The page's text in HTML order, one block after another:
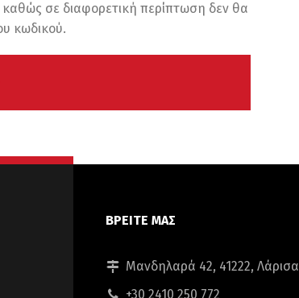
σε διαφορετική περίπτωση δεν θα
κωδικού.
ΒΡΕΙΤΕ ΜΑΣ
Μανδηλαρά 42, 41222, Λάρισα
+30 2410 250 772